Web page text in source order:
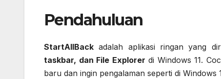
Pendahuluan
StartAllBack adalah aplikasi ringan yang
taskbar, dan File Explorer di Windows 11.
baru dan ingin pengalaman seperti di Windows